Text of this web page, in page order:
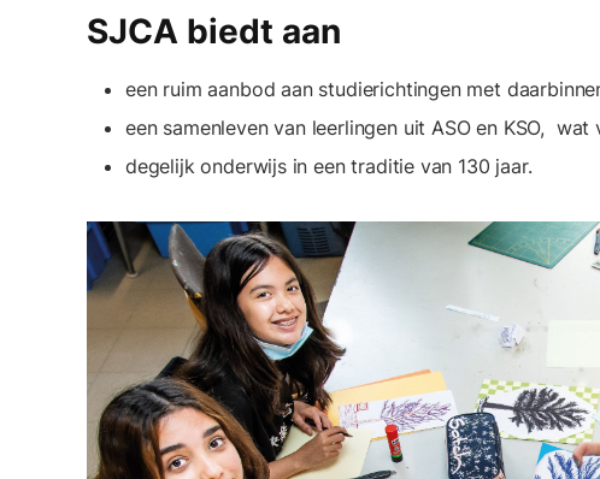
SJCA biedt aan
een ruim aanbod aan studierichtingen met
een samenleven van leerlingen uit ASO en KSO,
degelijk onderwijs in een traditie van 130 jaar.